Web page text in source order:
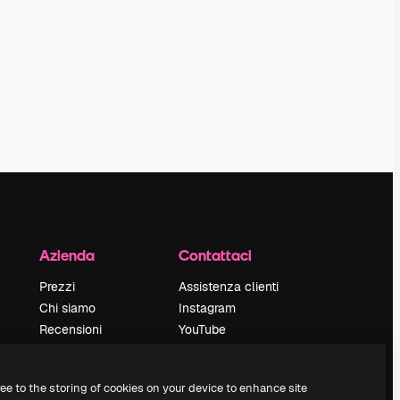
Azienda
Prezzi
Chi siamo
Recensioni
Blog
Contattaci
Assistenza clienti
Instagram
YouTube
Discord
to the storing of cookies on your device to enhance site